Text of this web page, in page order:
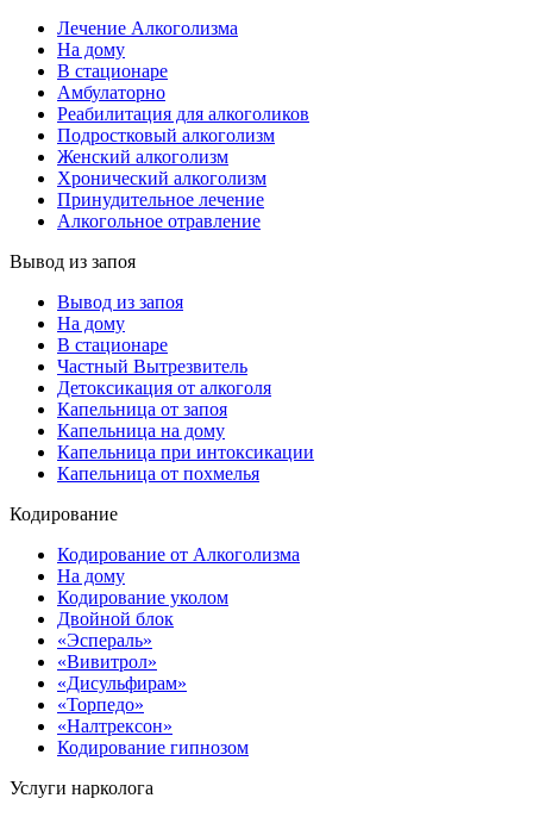
Лечение Алкоголизма
На дому
В стационаре
Амбулаторно
Реабилитация для алкоголиков
Подростковый алкоголизм
Женский алкоголизм
Хронический алкоголизм
Принудительное лечение
Алкогольное отравление
Вывод из запоя
Вывод из запоя
На дому
В стационаре
Частный Вытрезвитель
Детоксикация от алкоголя
Капельница от запоя
Капельница на дому
Капельница при интоксикации
Капельница от похмелья
Кодирование
Кодирование от Алкоголизма
На дому
Кодирование уколом
Двойной блок
«Эспераль»
«Вивитрол»
«Дисульфирам»
«Торпедо»
«Налтрексон»
Кодирование гипнозом
Услуги нарколога